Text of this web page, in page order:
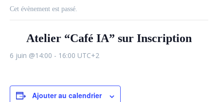
Cet évènement est passé.
Atelier “Café IA” sur Inscription
6 juin @14:00 - 16:00 UTC+2
Ajouter au calendrier